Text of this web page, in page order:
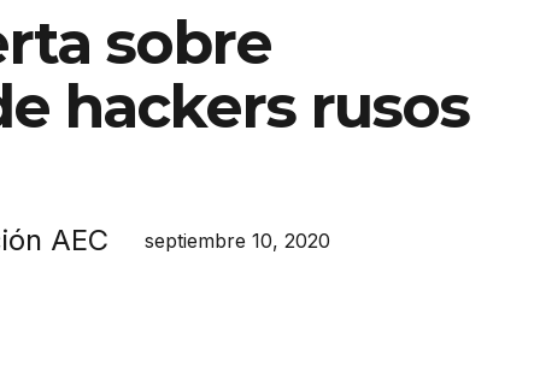
sobre
hackers rusos
AEC septiembre 10, 2020